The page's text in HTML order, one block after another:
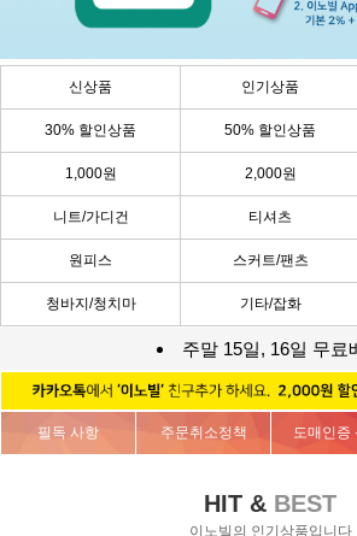
신상품 인기상품
30% 할인상품 50% 할인상품
1,000원 2,000원
니트/가디건 티셔츠
원피스 스커트/팬츠
청바지/청치마 기타/잡화
주말 15일, 16일 무료
필독 사항 주문취소정책 도매인증
HIT & BEST
이노빌의 인기상품입니다